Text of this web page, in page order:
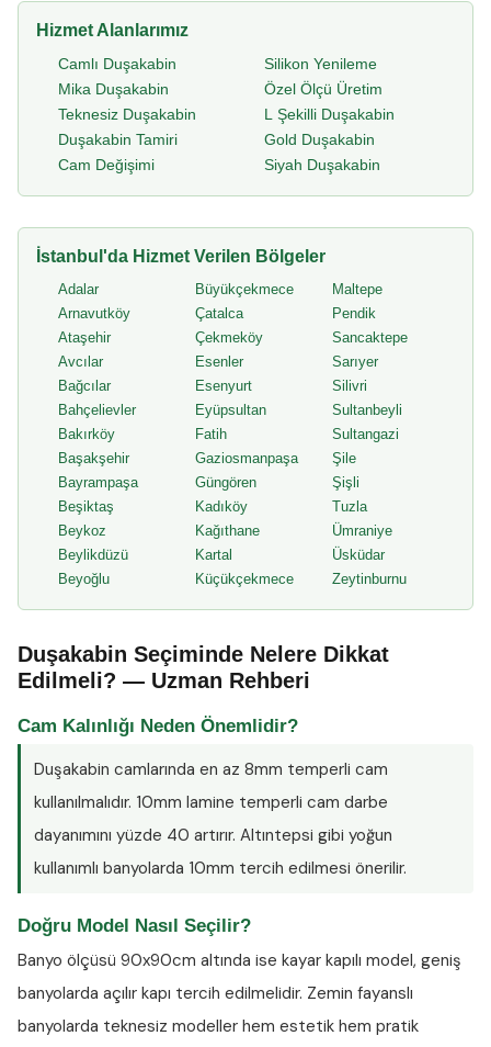
Hizmet Alanlarımız
Camlı Duşakabin
Mika Duşakabin
Teknesiz Duşakabin
Duşakabin Tamiri
Cam Değişimi
Silikon Yenileme
Özel Ölçü Üretim
L Şekilli Duşakabin
Gold Duşakabin
Siyah Duşakabin
İstanbul'da Hizmet Verilen Bölgeler
Adalar
Arnavutköy
Ataşehir
Avcılar
Bağcılar
Bahçelievler
Bakırköy
Başakşehir
Bayrampaşa
Beşiktaş
Beykoz
Beylikdüzü
Beyoğlu
Büyükçekmece
Çatalca
Çekmeköy
Esenler
Esenyurt
Eyüpsultan
Fatih
Gaziosmanpaşa
Güngören
Kadıköy
Kağıthane
Kartal
Küçükçekmece
Maltepe
Pendik
Sancaktepe
Sarıyer
Silivri
Sultanbeyli
Sultangazi
Şile
Şişli
Tuzla
Ümraniye
Üsküdar
Zeytinburnu
Duşakabin Seçiminde Nelere Dikkat
Edilmeli? — Uzman Rehberi
Cam Kalınlığı Neden Önemlidir?
Duşakabin camlarında en az 8mm temperli cam
kullanılmalıdır. 10mm lamine temperli cam darbe
dayanımını yüzde 40 artırır. Altıntepsi gibi yoğun
kullanımlı banyolarda 10mm tercih edilmesi önerilir.
Doğru Model Nasıl Seçilir?
Banyo ölçüsü 90x90cm altında ise kayar kapılı model, geniş
banyolarda açılır kapı tercih edilmelidir. Zemin fayanslı
banyolarda teknesiz modeller hem estetik hem pratik